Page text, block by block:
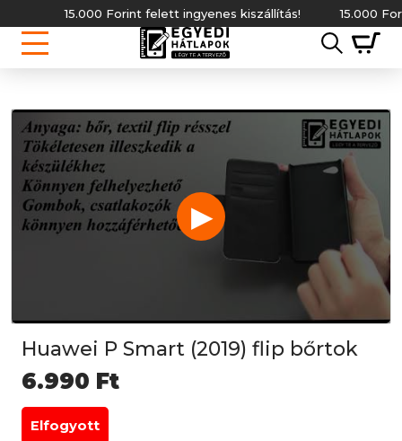
15.000 Forint felett ingyenes kiszállítás! 15.000
▶
Huawei P Smart (2019) flip bőrtok
6.990 Ft
Elfogyott